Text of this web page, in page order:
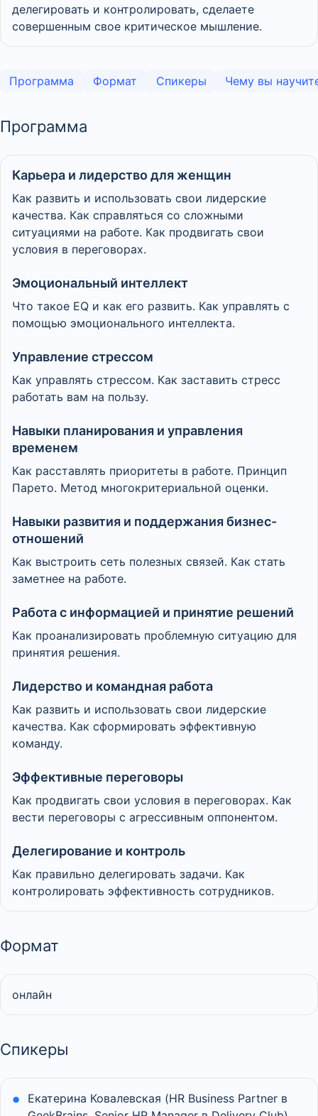
делегировать и контролировать, сделаете
совершенным свое критическое мышление.
Программа Формат Спикеры Чему вы
Программа
Карьера и лидерство для женщин
Как развить и использовать свои лидерские
качества. Как справляться со сложными
ситуациями на работе. Как продвигать свои
условия в переговорах.
Эмоциональный интеллект
Что такое EQ и как его развить. Как управлять с
помощью эмоционального интеллекта.
Управление стрессом
Как управлять стрессом. Как заставить стресс
работать вам на пользу.
Навыки планирования и управления
временем
Как расставлять приоритеты в работе. Принцип
Парето. Метод многокритериальной оценки.
Навыки развития и поддержания бизнес-
отношений
Как выстроить сеть полезных связей. Как стать
заметнее на работе.
Работа с информацией и принятие решений
Как проанализировать проблемную ситуацию для
принятия решения.
Лидерство и командная работа
Как развить и использовать свои лидерские
качества. Как сформировать эффективную
команду.
Эффективные переговоры
Как продвигать свои условия в переговорах. Как
вести переговоры с агрессивным оппонентом.
Делегирование и контроль
Как правильно делегировать задачи. Как
контролировать эффективность сотрудников.
Формат
онлайн
Спикеры
Екатерина Ковалевская (HR Business Partner в